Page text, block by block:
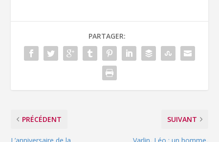
PARTAGER:
PRÉCÉDENT SUIVANT